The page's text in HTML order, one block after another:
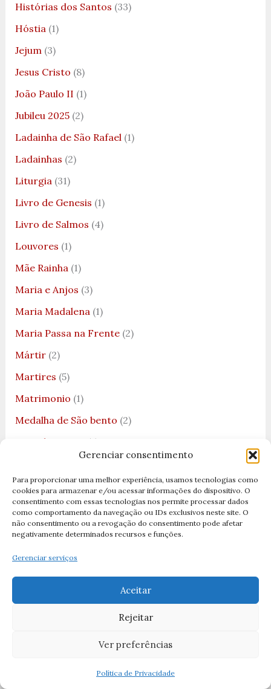
Gerenciar consentimento
Para proporcionar uma melhor experiência, usamos tecnologias como
cookies para armazenar e/ou acessar informações do dispositivo. O
consentimento com essas tecnologias nos permite processar dados
como comportamento da navegação ou IDs exclusivos neste site. O
não consentimento ou a revogação do consentimento pode afetar
negativamente determinados recursos e funções.
Gerenciar serviços
Aceitar
Rejeitar
Ver preferências
Política de Privacidade
Histórias dos Santos (33)
Hóstia(1)
Jejum(3)
Jesus Cristo (8)
João Paulo II (1)
Jubileu 2025(2)
Ladainha de São Rafael(1)
Ladainhas (2)
Liturgia(31)
Livro de Genesis (1)
Livro de Salmos (4)
Louvores (1)
Mãe Rainha(1)
Maria e Anjos (3)
Maria Madalena(1)
Maria Passa na Frente(2)
Mártir(2)
Martires (5)
Matrimonio (1)
Medalha de São bento (2)
Miguel Arcanjo
(1)
Músicas Católicas(1)
natal(11)
natal 2025(3)
Nossa Senhora da Boa Viagem
Nossa Senhora da Cabeça(1)
Nossa Senhora da Conceição